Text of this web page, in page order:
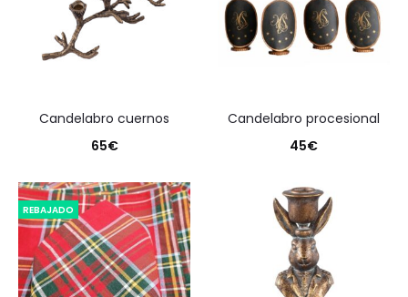
candelabro cuernos
65€
candelabro procesional
45€
REBAJADO